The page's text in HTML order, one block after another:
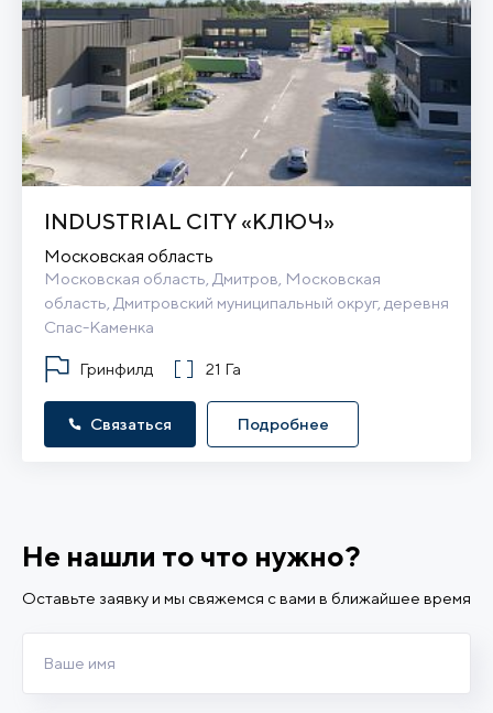
INDUSTRIAL CITY «КЛЮЧ»
Московская область
Московская область, Дмитров, Московская
область, Дмитровский муниципальный округ, деревня
Спас-Каменка
Гринфилд 21 Га
Связаться Подробнее
Не нашли то что нужно?
Оставьте заявку и мы свяжемся с вами в ближайшее время